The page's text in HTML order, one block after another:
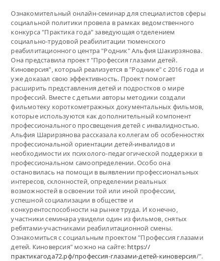
Ознакомительный онлайн-семинар для специалистов сферы
социальной политики провела в рамках ведомственного
конкурса "Практика года" заведующая отделением
социально-трудовой реабилитации тюменского
реабилитационного центра "Родник" Альфия Шакирзянова.
Она представила проект "Профессия глазами детей.
Киноверсия", который реализуется в "Роднике" с 2016 года и
уже доказал свою эффективность. Проект помогает
расширить представления детей и подростков о мире
профессий. Вместе с детьми авторы методики создали
фильмотеку короткометражных документальных фильмов,
которые используются как дополнительный компонент
профессионального просвещения детей с инвалидностью.
Альфия Шарирзянова рассказала коллегам об особенностях
профессиональной ориентации детей-инвалидов и
необходимости их психолого-педагогической поддержки в
профессиональном самоопределении. Особо она
остановилась на помощи в выявлении профессиональных
интересов, склонностей, определении реальных
возможностей в освоении той или иной профессии,
успешной социализации в обществе и
конкурентоспособности на рынке труда. И конечно,
участники семинара увидели один из фильмов, снятых
ребятами-участниками реабилитационной смены.
Ознакомиться с социальным проектом "Профессия глазами
детей. Киноверсия" можно на сайте: https://
практикагода72.рф/профессия-глазами-детей-киноверсия/".